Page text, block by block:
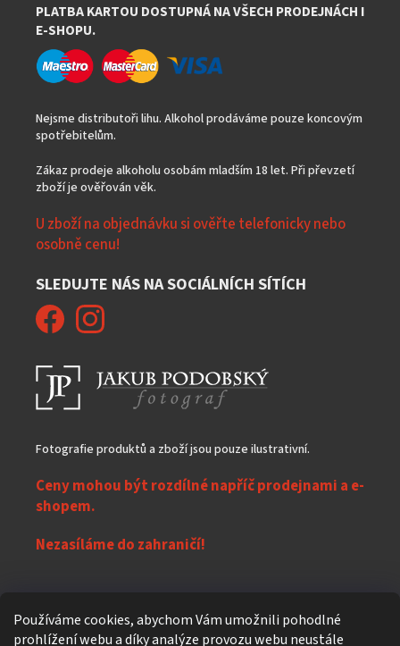
Používáme cookies, abychom Vám umožnili pohodlné
prohlížení webu a díky analýze provozu webu neustále
PLATBA KARTOU DOSTUPNÁ NA VŠECH PRODEJNÁCH I
E-SHOPU.
Nejsme distributoři lihu. Alkohol prodáváme pouze koncovým
spotřebitelům.
Zákaz prodeje alkoholu osobám mladším 18 let. Při převzetí
zboží je ověřován věk.
U zboží na objednávku si ověřte telefonicky nebo
osobně cenu!
SLEDUJTE NÁS NA SOCIÁLNÍCH SÍTÍCH
Fotografie produktů a zboží jsou pouze ilustrativní.
Ceny mohou být rozdílné napříč prodejnami a e-
shopem.
Nezasíláme do zahraničí!